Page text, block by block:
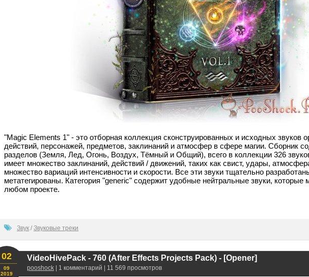
"Magic Elements 1" - это отборная коллекция сконструированных и исходных звуков
действий, персонажей, предметов, заклинаний и атмосфер в сфере магии. Сборник
разделов (Земля, Лед, Огонь, Воздух, Тёмный и Общий), всего в коллекции 326
имеет множество заклинаний, действий / движений, таких как свист, удары,
множество вариаций интенсивности и скорости. Все эти звуки тщательно
метатегированы. Категория "generic" содержит удобные нейтральные звуки, которые
любом проекте.
Звук / Звуковые треки
VideoHivePack - 760 (After Effects Projects Pack) - [Opener]
pooshock | 1 комментарий | 11 569 просмотров
02
09
2019